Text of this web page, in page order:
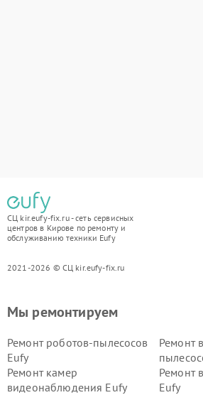
СЦ kir.eufy-fix.ru - сеть сервисных
центров в Кирове по ремонту и
обслуживанию техники Eufy
2021-2026 © СЦ kir.eufy-fix.ru
Мы ремонтируем
Ремонт роботов-пылесосов
Eufy
Ремонт
Ремонт камер
видеонаблюдения Eufy
Ремонт
Eufy